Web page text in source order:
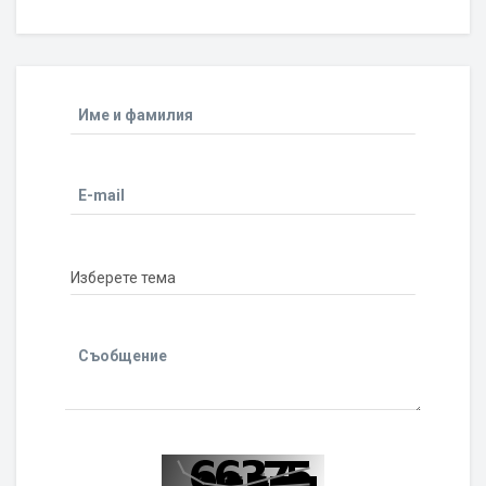
Име и фамилия
E-mail
Съобщение